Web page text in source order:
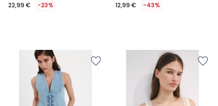
22,99 € -23% 12,99 € -43%